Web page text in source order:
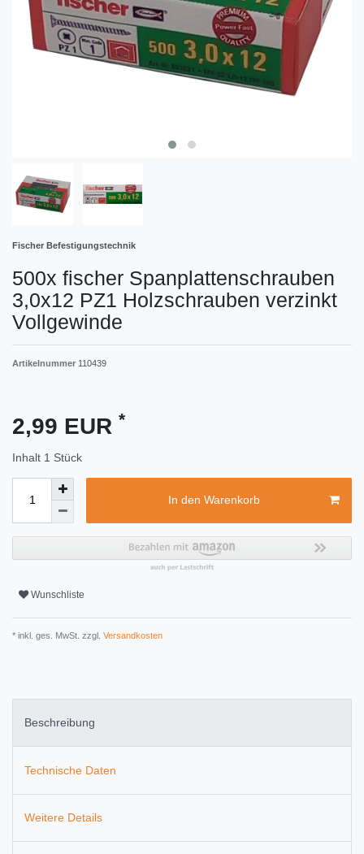
Fischer Befestigungstechnik
500x fischer Spanplattenschrauben
3,0x12 PZ1 Holzschrauben verzinkt
Vollgewinde
Artikelnummer 110439
2,99 EUR *
Inhalt 1 Stück
In den Warenkorb
Wunschliste
* inkl. ges. MwSt. zzgl. Versandkosten
Beschreibung
Technische Daten
Weitere Details